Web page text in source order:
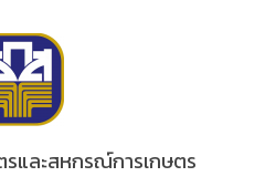
รและสหกรณ์การเกษตร